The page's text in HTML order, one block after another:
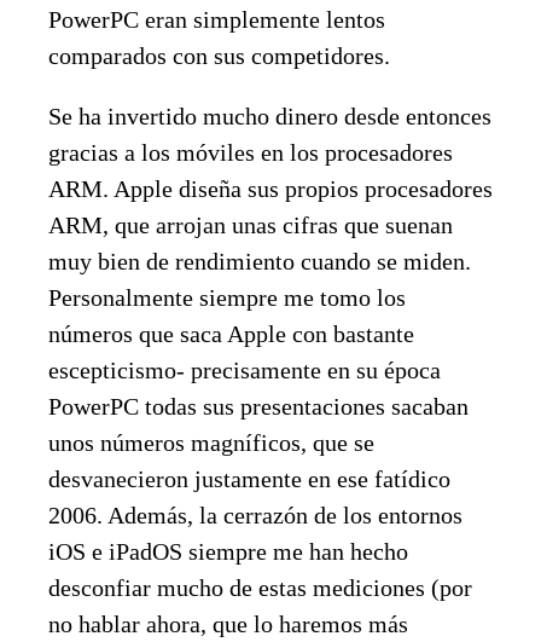
PowerPC eran simplemente lentos
comparados con sus competidores.
Se ha invertido mucho dinero desde entonces
gracias a los móviles en los procesadores
ARM. Apple diseña sus propios procesadores
ARM, que arrojan unas cifras que suenan
muy bien de rendimiento cuando se miden.
Personalmente siempre me tomo los
números que saca Apple con bastante
escepticismo- precisamente en su época
PowerPC todas sus presentaciones sacaban
unos números magníficos, que se
desvanecieron justamente en ese fatídico
2006. Además, la cerrazón de los entornos
iOS e iPadOS siempre me han hecho
desconfiar mucho de estas mediciones (por
no hablar ahora, que lo haremos más